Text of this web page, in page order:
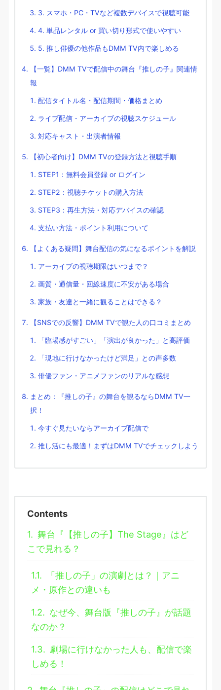
3. スマホ・PC・TVなど複数デバイスで視聴可能
4. 単品レンタル or 買い切り形式で使いやすい
5. 推し俳優の他作品もDMM TV内で楽しめる
【一覧】DMM TVで配信中の舞台『推しの子』関連情
報
配信タイトル名・配信期間・価格まとめ
ライブ配信・アーカイブの視聴スケジュール
対応キャスト・出演者情報
【初心者向け】DMM TVの登録方法と視聴手順
STEP1：無料会員登録 or ログイン
STEP2：視聴チケットの購入方法
STEP3：再生方法・対応デバイスの確認
支払い方法・ポイント利用について
【よくある疑問】舞台配信の気になるポイントを解説
アーカイブの視聴期限はいつまで？
画質・通信量・回線速度に不安がある場合
家族・友達と一緒に観ることはできる？
【SNSでの反響】DMM TVで観た人の口コミまとめ
「臨場感がすごい」「演出が良かった」と高評価
「現地に行けなかったけど満足」との声多数
俳優ファン・アニメファンのリアルな感想
まとめ：『推しの子』の舞台を観るならDMM TV一
択！
今すぐ見たいならアーカイブ配信で
推し活にも最適！まずはDMM TVでチェックしよう
Contents
1. 舞台『【推しの子】The Stage』はど
こで見れる？
1.1.
「推しの子」の演劇とは？｜アニ
メ・原作との違いも
1.2. なぜ今、舞台版『推しの子』が話題
なのか？
1.3. 劇場に行けなかった人も、配信で楽
しめる！